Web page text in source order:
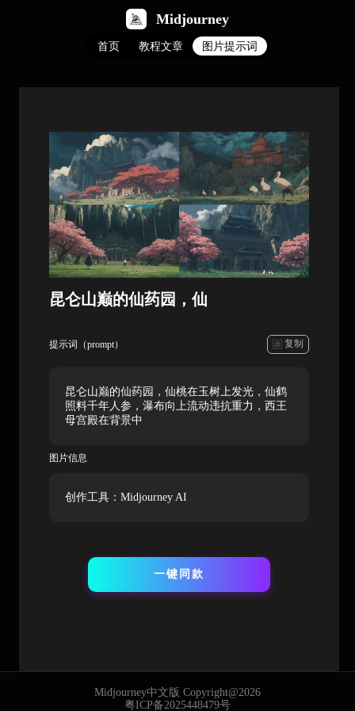
Midjourney
首页 教程文章 图片提示词
昆仑山巅的仙药园，仙
提示词（prompt） 复制
昆仑山巅的仙药园，仙桃在玉树上发光，仙鹤
照料千年人参，瀑布向上流动违抗重力，西王
母宫殿在背景中
图片信息
创作工具：Midjourney AI
一键同款
Midjourney中文版 Copyright@2026
粤ICP备2025448479号